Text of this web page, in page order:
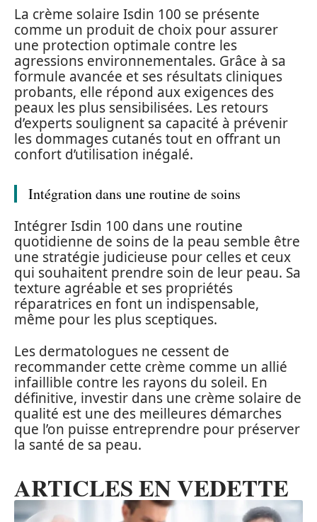
La crème solaire Isdin 100 se présente
comme un produit de choix pour assurer
une protection optimale contre les
agressions environnementales. Grâce à sa
formule avancée et ses résultats cliniques
probants, elle répond aux exigences des
peaux les plus sensibilisées. Les retours
d’experts soulignent sa capacité à prévenir
les dommages cutanés tout en offrant un
confort d’utilisation inégalé.
Intégration dans une routine de soins
Intégrer Isdin 100 dans une routine
quotidienne de soins de la peau semble être
une stratégie judicieuse pour celles et ceux
qui souhaitent prendre soin de leur peau. Sa
texture agréable et ses propriétés
réparatrices en font un indispensable,
même pour les plus sceptiques.
Les dermatologues ne cessent de
recommander cette crème comme un allié
infaillible contre les rayons du soleil. En
définitive, investir dans une crème solaire de
qualité est une des meilleures démarches
que l’on puisse entreprendre pour préserver
la santé de sa peau.
ARTICLES EN VEDETTE